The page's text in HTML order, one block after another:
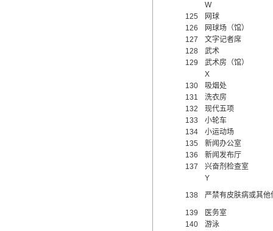
W
125
网球
126
网球场（馆）
127
文字记者席
128
武术
129
武术房（馆）
X
130
吸烟处
131
洗衣房
132
现代五项
133
小轮车
134
小运动场
135
新闻办公室
136
新闻发布厅
137
兴奋剂检查室
Y
138
严禁有皮肤病或其
139
医务室
140
游泳